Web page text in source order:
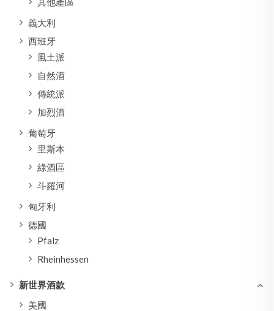
義大利
西班牙
風土派
自然酒
傳統派
加烈酒
葡萄牙
里斯本
綠酒區
斗羅河
匈牙利
德國
Pfalz
Rheinhessen
新世界酒款
美國